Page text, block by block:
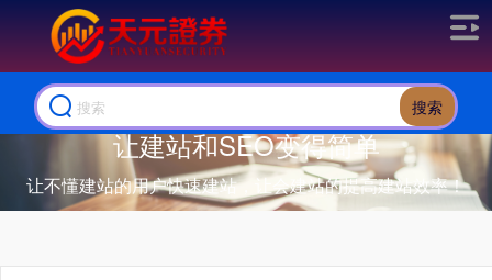
搜索
让建站和SEO变得简单
让不懂建站的用户快速建站，让会建站的提高建站效率！